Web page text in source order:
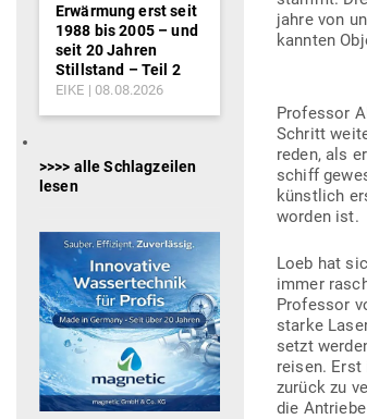
jahre von
kannten
Pro­fessor
Schritt
reden, als
schiff
künstlich
worden ist.
Loeb hat
immer
Pro­fessor
starke
setzt
reisen.
zurück zu
die
Erwärmung erst seit
1988 bis 2005 – und
seit 20 Jahren
Stillstand – Teil 2
EIKE 08.08.2026
>>>> alle Schlagzeilen
lesen